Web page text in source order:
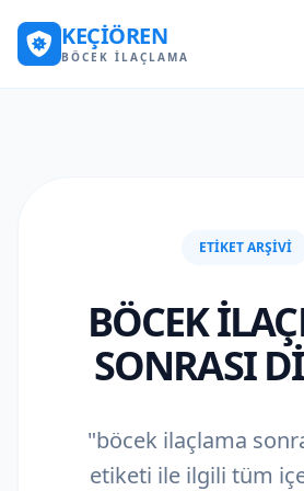
KEÇIÖREN
BÖCEK İLAÇLAMA
ETIKET ARŞIVI
BÖCEK
SONRASI
"böcek ilaçlama
etiketi ile ilgili tüm